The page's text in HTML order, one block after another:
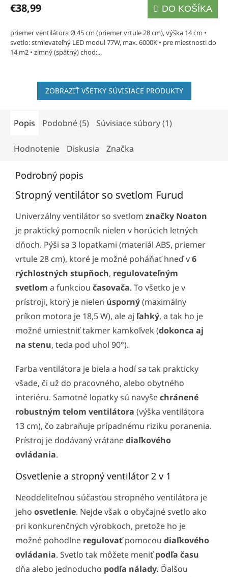
M
O
produktu
5,0
z
5
€38,99 DO KOŠÍKA
priemer ventilátora Ø 45 cm (priemer vrtule 28 cm), výška 14 cm •
svetlo: stmievateľný LED modul 77W, max. 6000K • pre miestnosti do
14 m2 • zimný (spätný) chod:...
ZOBRAZIŤ VŠETKY SÚVISIACE PRODUKTY
Popis Podobné (5) Súvisiace súbory (1)
Hodnotenie Diskusia Značka
Podrobný popis
Stropný ventilátor so svetlom Furud
Univerzálny ventilátor so svetlom značky Noaton
je praktický pomocník nielen v horúcich letných
dňoch. Pýši sa 3 lopatkami (materiál ABS, priemer
vrtule 28 cm), ktoré je možné poháňať hneď v6
rýchlostných stupňoch, regulovateľným
svetlom a funkciou časovača. To všetko je v
prístroji, ktorý je nielen úsporný(maximálny
príkon motora je 18,5 W), ale aj ľahký, a tak ho je
možné umiestniť takmer kamkoľvek (dokonca aj
na stenu, teda pod uhol 90°).
Farba ventilátora je biela a hodí sa tak prakticky
všade, či už do pracovného, alebo obytného
interiéru. Samotné lopatky sú navyšechránené
robustným telom ventilátora (výška ventilátora
13 cm), čo zabraňuje prípadnému riziku poranenia.
Prístroj je dodávaný vrátanediaľkového
ovládania.
Osvetlenie a stropný ventilátor 2 v 1
Neoddeliteľnou súčasťou stropného ventilátora je
jeho osvetlenie. Nejde však o obyčajné svetlo ako
pri konkurenčných výrobkoch, pretože ho je
možné pohodlne regulovaťpomocou diaľkového
ovládania. Svetlo tak môžete meniťpodľa času
dňa alebo jednoducho podľa nálady. Ďalšou